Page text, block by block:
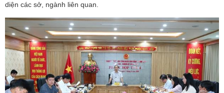
diện các sở, ngành liên quan.